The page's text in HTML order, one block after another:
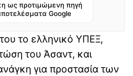
ως προτιμώμενη πηγή
Google
το ελληνικό ΥΠΕΞ,
του Άσαντ, και
για προστασία των